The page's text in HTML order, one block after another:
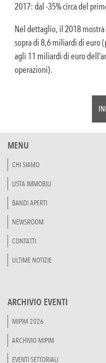
2017: dal -35% circa del
Nel dettaglio, il 2018
sopra di 8,6 miliardi di euro
agli 11 miliardi di euro
operazioni).
MENU
CHI SIAMO
LISTA IMMOBILI
BANDI APERTI
NEWSROOM
CONTATTI
ULTIME NOTIZIE
ARCHIVIO EVENTI
MIPIM 2026
ARCHIVIO MIPIM
EVENTI SETTORIALI